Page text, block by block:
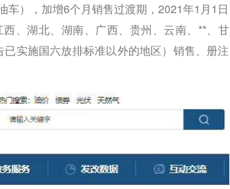
车），加增‬‬6个月销售过渡期，2021年1月1日
、湖北、湖南、广西、贵州、云南、**、甘
实施国六放排‬‬标准以外的地区）销售、册注‬‬